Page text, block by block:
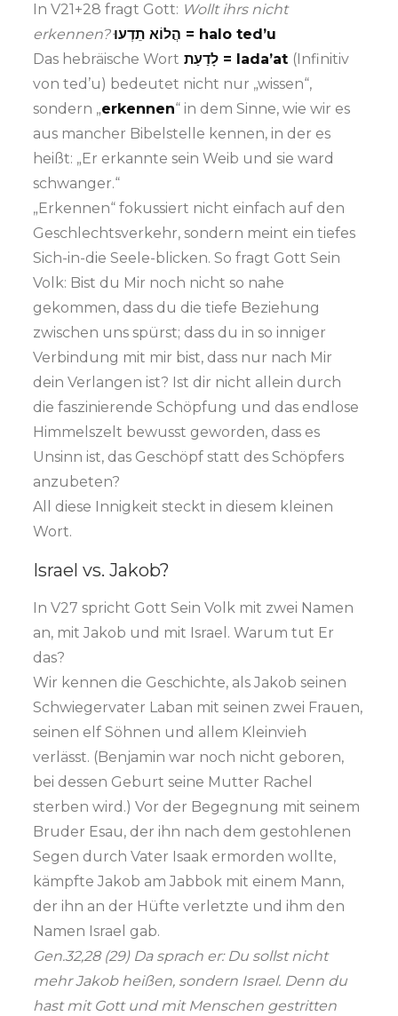
In V21+28 fragt Gott: Wollt ihrs nicht
erkennen?
הֲלוֹא תֵדְעוּ = halo ted’u
Das hebräische Wort
לָדַעַת = lada’at (Infinitiv
von ted’u) bedeutet nicht nur „wissen“,
sondern „erkennen“ in dem Sinne, wie wir es
aus mancher Bibelstelle kennen, in der es
heißt: „Er erkannte sein Weib und sie ward
schwanger.“
„Erkennen“ fokussiert nicht einfach auf den
Geschlechtsverkehr, sondern meint ein tiefes
Sich-in-die Seele-blicken. So fragt Gott Sein
Volk: Bist du Mir noch nicht so nahe
gekommen, dass du die tiefe Beziehung
zwischen uns spürst; dass du in so inniger
Verbindung mit mir bist, dass nur nach Mir
dein Verlangen ist? Ist dir nicht allein durch
die faszinierende Schöpfung und das endlose
Himmelszelt bewusst geworden, dass es
Unsinn ist, das Geschöpf statt des Schöpfers
anzubeten?
All diese Innigkeit steckt in diesem kleinen
Wort.
Israel vs. Jakob?
In V27 spricht Gott Sein Volk mit zwei Namen
an, mit Jakob und mit Israel. Warum tut Er
das?
Wir kennen die Geschichte, als Jakob seinen
Schwiegervater Laban mit seinen zwei Frauen,
seinen elf Söhnen und allem Kleinvieh
verlässt. (Benjamin war noch nicht geboren,
bei dessen Geburt seine Mutter Rachel
sterben wird.) Vor der Begegnung mit seinem
Bruder Esau, der ihn nach dem gestohlenen
Segen durch Vater Isaak ermorden wollte,
kämpfte Jakob am Jabbok mit einem Mann,
der ihn an der Hüfte verletzte und ihm den
Namen Israel gab.
Gen.32,28 (29) Da sprach er: Du sollst nicht
mehr Jakob heißen, sondern Israel. Denn du
hast mit Gott und mit Menschen gestritten